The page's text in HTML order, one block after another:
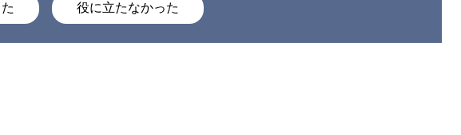
役に立たなかった